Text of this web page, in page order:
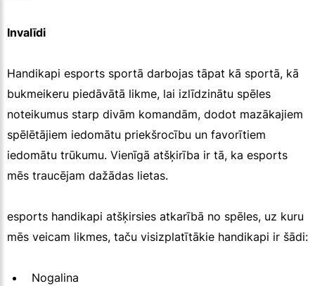
Invalīdi
Handikapi esports sportā darbojas tāpat kā sportā, kā
bukmeikeru piedāvātā likme, lai izlīdzinātu spēles
noteikumus starp divām komandām, dodot mazākajiem
spēlētājiem iedomātu priekšrocību un favorītiem
iedomātu trūkumu. Vienīgā atšķirība ir tā, ka esports
mēs traucējam dažādas lietas.
esports handikapi atšķirsies atkarībā no spēles, uz kuru
mēs veicam likmes, taču visizplatītākie handikapi ir šādi:
Nogalina